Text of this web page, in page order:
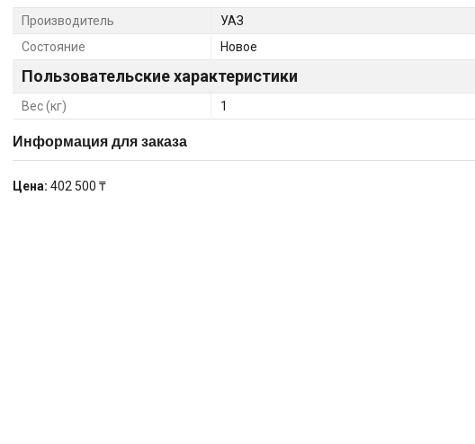
Производитель
УАЗ
Состояние
Новое
Пользовательские характеристики
Вес (кг) 1
Информация для заказа
Цена: 402 500 ₸